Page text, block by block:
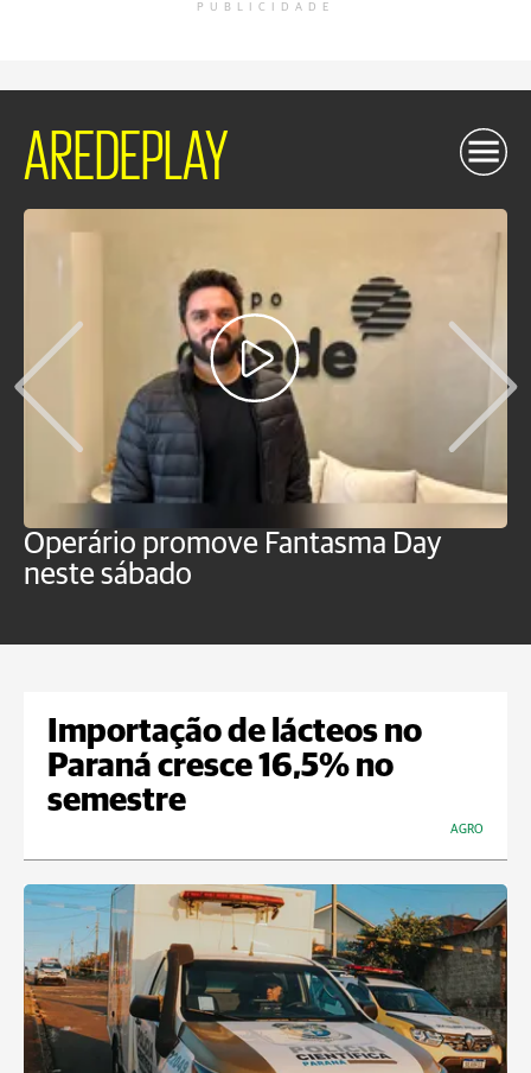
PUBLICIDADE
AREDEPLAY
Operário promove Fantasma Day
neste sábado
Importação de lácteos no
Paraná cresce 16,5% no
semestre
AGRO